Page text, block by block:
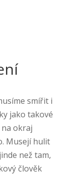
smířit i
jako takové
okraj
Musejí hulit
než tam,
člověk